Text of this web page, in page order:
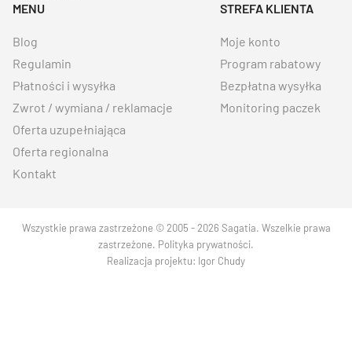
MENU
Blog
Regulamin
Płatności i wysyłka
Zwrot / wymiana / reklamacje
Oferta uzupełniająca
Oferta regionalna
Kontakt
STREFA KLIENTA
Moje konto
Program rabatowy
Bezpłatna wysyłka
Monitoring paczek
Wszystkie prawa zastrzeżone © 2005 - 2026 Sagatia. Wszelkie prawa
zastrzeżone. Polityka prywatności.
Realizacja projektu: Igor Chudy